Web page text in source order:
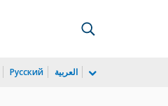
Русский العربية